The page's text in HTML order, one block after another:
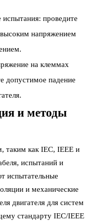
испытания: проведите
напряжением
на клеммах
допустимое падение
и методы
таким как IEC, IEEE и
испытаний и
испытательные
и механические
двигателя для систем
стандарту IEC/IEEE